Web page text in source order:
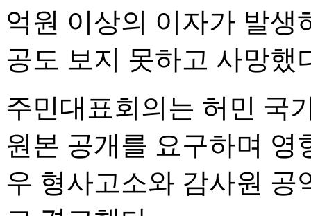
억원 이상의 이자가 발
공도 보지 못하고 사망했
주민대표회의는 허민 국
원본 공개를 요구하며 영
우 형사고소와 감사원 공